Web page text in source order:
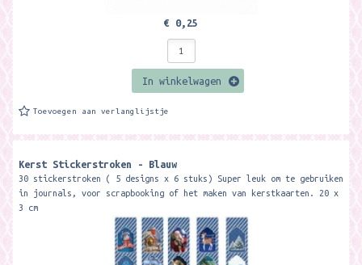
€ 0,25
In winkelwagen
Toevoegen aan verlanglijstje
Kerst Stickerstroken - Blauw
30 stickerstroken ( 5 designs x 6 stuks) Super leuk om te gebruiken
in journals, voor scrapbooking of het maken van kerstkaarten. 20 x
3 cm